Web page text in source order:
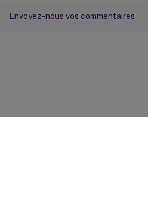
Envoyez-nous vos commentaires